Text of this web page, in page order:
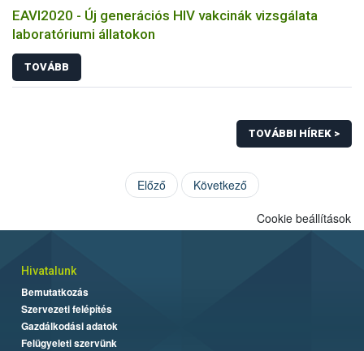
EAVI2020 - Új generációs HIV vakcinák vizsgálata
laboratóriumi állatokon
TOVÁBB
TOVÁBBI HÍREK >
Előző Következő
Cookie beállítások
Hivatalunk
Bemutatkozás
Szervezeti felépítés
Gazdálkodási adatok
Felügyeleti szervünk